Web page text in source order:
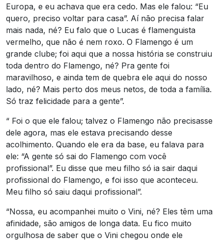
Europa, e eu achava que era cedo. Mas ele falou: “Eu
quero, preciso voltar para casa”. Aí não precisa falar
mais nada, né? Eu falo que o Lucas é flamenguista
vermelho, que não é nem roxo. O Flamengo é um
grande clube; foi aqui que a nossa história se construiu
toda dentro do Flamengo, né? Pra gente foi
maravilhoso, e ainda tem de quebra ele aqui do nosso
lado, né? Mais perto dos meus netos, de toda a família.
Só traz felicidade para a gente”.
“ Foi o que ele falou; talvez o Flamengo não precisasse
dele agora, mas ele estava precisando desse
acolhimento. Quando ele era da base, eu falava para
ele: “A gente só sai do Flamengo com você
profissional”. Eu disse que meu filho só ia sair daqui
profissional do Flamengo, e foi isso que aconteceu.
Meu filho só saiu daqui profissional”.
“Nossa, eu acompanhei muito o Vini, né? Eles têm uma
afinidade, são amigos de longa data. Eu fico muito
orgulhosa de saber que o Vini chegou onde ele